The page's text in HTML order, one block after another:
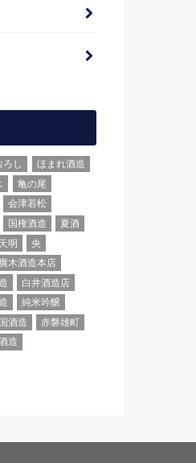
ろし
ほまれ酒造
亀の尾
会津若松
国権酒造
夏酒
天明
央
廣木酒造本店
白井酒造店
純米吟醸
酒造
赤磐雄町
造